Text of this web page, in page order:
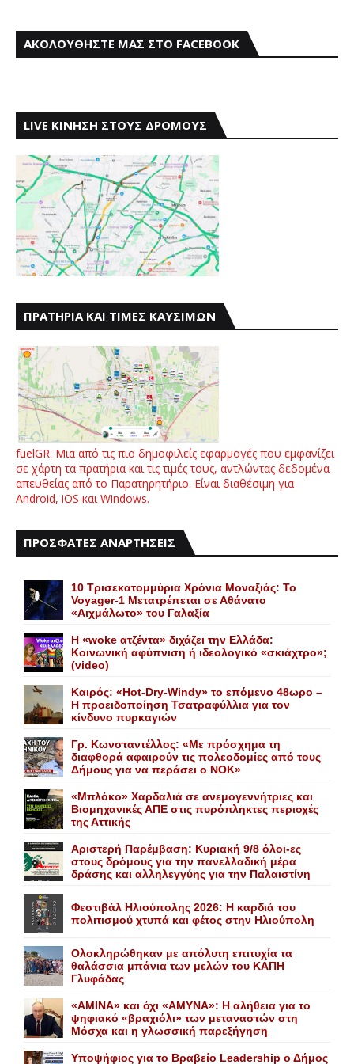
ΑΚΟΛΟΥΘΗΣΤΕ ΜΑΣ ΣΤΟ FACEBOOK
LIVE ΚΙΝΗΣΗ ΣΤΟΥΣ ΔΡΟΜΟΥΣ
ΠΡΑΤΗΡΙΑ ΚΑΙ ΤΙΜΕΣ ΚΑΥΣΙΜΩΝ
fuelGR: Μια από τις πιο δημοφιλείς εφαρμογές που εμφανίζει
σε χάρτη τα πρατήρια και τις τιμές τους, αντλώντας δεδομένα
απευθείας από το Παρατηρητήριο. Είναι διαθέσιμη για
Android, iOS και Windows.
ΠΡΟΣΦΑΤΕΣ ΑΝΑΡΤΗΣΕΙΣ
10 Τρισεκατομμύρια Χρόνια Μοναξιάς: Το
Voyager-1 Μετατρέπεται σε Αθάνατο
«Αιχμάλωτο» του Γαλαξία
Η «woke ατζέντα» διχάζει την Ελλάδα:
Κοινωνική αφύπνιση ή ιδεολογικό «σκιάχτρο»;
(video)
Καιρός: «Hot-Dry-Windy» το επόμενο 48ωρο –
Η προειδοποίηση Τσατραφύλλια για τον
κίνδυνο πυρκαγιών
Γρ. Κωνσταντέλλος: «Με πρόσχημα τη
διαφθορά αφαιρούν τις πολεοδομίες από τους
Δήμους για να περάσει ο NOK»
«Mπλόκο» Xαρδαλιά σε ανεμογεννήτριες και
Bιομηχανικές ΑΠΕ στις πυρόπληκτες περιοχές
της Αττικής
Αριστερή Παρέμβαση: Κυριακή 9/8 όλοι-ες
στους δρόμους για την πανελλαδική μέρα
δράσης και αλληλεγγύης για την Παλαιστίνη
Φεστιβάλ Ηλιούπολης 2026: Η καρδιά του
πολιτισμού χτυπά και φέτος στην Ηλιούπολη
Ολοκληρώθηκαν με απόλυτη επιτυχία τα
θαλάσσια μπάνια των μελών του KAΠH
Γλυφάδας
«AMINA» και όχι «ΑΜΥΝΑ»: Η αλήθεια για το
ψηφιακό «βραχιόλι» των μεταναστών στη
Μόσχα και η γλωσσική παρεξήγηση
Yποψήφιος για το Bραβείο Leadership ο Δήμος